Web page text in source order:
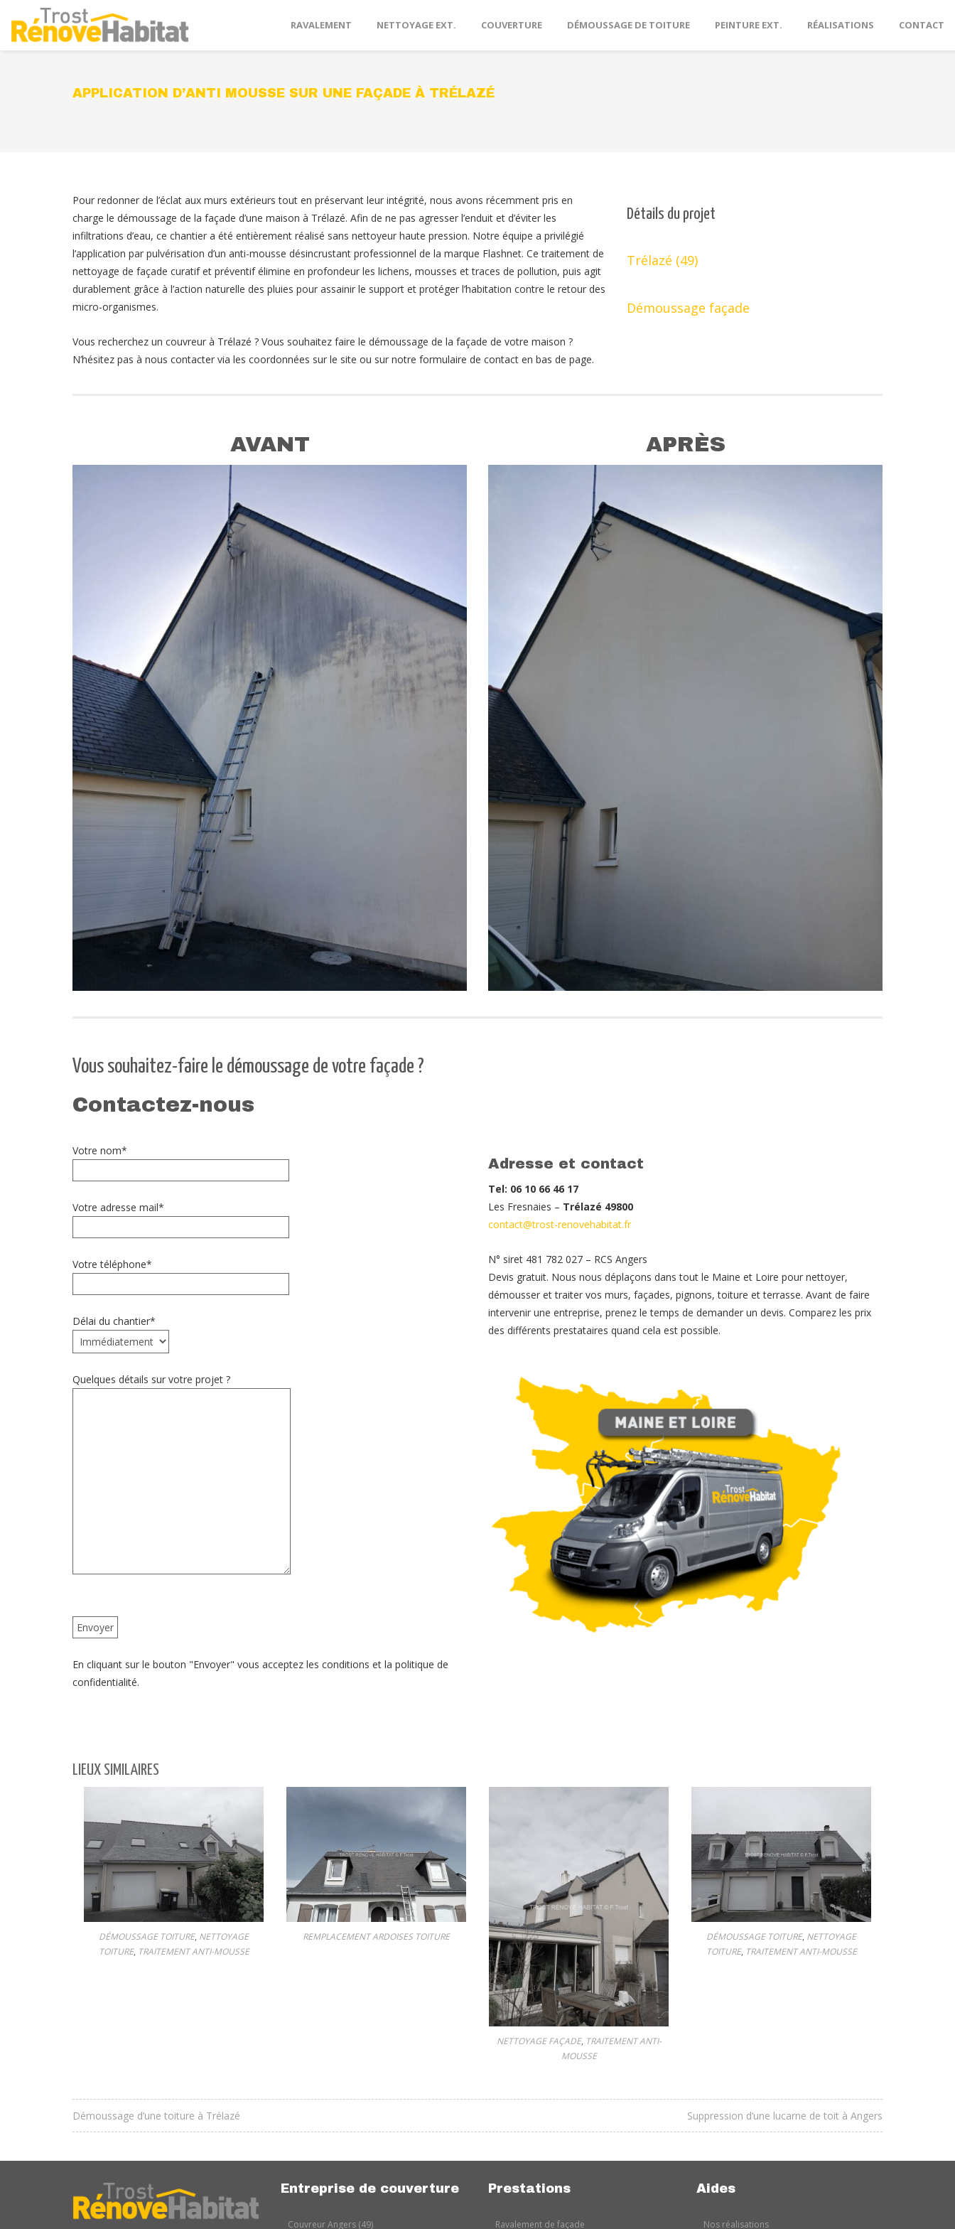
RAVALEMENT NETTOYAGE EXT. COUVERTURE DÉMOUSSAGE DE TOITURE PEINTURE EXT. RÉALISATIONS CONTACT
APPLICATION D’ANTI MOUSSE SUR UNE FAÇADE À TRÉLAZÉ
Pour redonner de l’éclat aux murs extérieurs tout en préservant leur intégrité, nous avons récemment pris en
charge le démoussage de la façade d’une maison à Trélazé. Afin de ne pas agresser l’enduit et d’éviter les
infiltrations d’eau, ce chantier a été entièrement réalisé sans nettoyeur haute pression. Notre équipe a privilégié
l’application par pulvérisation d’un anti-mousse désincrustant professionnel de la marque Flashnet. Ce traitement de
nettoyage de façade curatif et préventif élimine en profondeur les lichens, mousses et traces de pollution, puis agit
durablement grâce à l’action naturelle des pluies pour assainir le support et protéger l’habitation contre le retour des
micro-organismes.
Vous recherchez un couvreur à Trélazé ? Vous souhaitez faire le démoussage de la façade de votre maison ?
N’hésitez pas à nous contacter via les coordonnées sur le site ou sur notre formulaire de contact en bas de page.
Détails du projet
Trélazé (49)
Démoussage façade
AVANT APRÈS
Vous souhaitez-faire le démoussage de votre façade ?
Contactez-nous
Votre nom*
Votre adresse mail*
Votre téléphone*
Délai du chantier*
Quelques détails sur votre projet ?
En cliquant sur le bouton "Envoyer" vous acceptez les conditions et la politique de
confidentialité.
Adresse et contact
Tel: 06 10 66 46 17
Les Fresnaies – Trélazé 49800
contact@trost-renovehabitat.fr
N° siret 481 782 027 – RCS Angers
Devis gratuit. Nous nous déplaçons dans tout le Maine et Loire pour nettoyer,
démousser et traiter vos murs, façades, pignons, toiture et terrasse. Avant de faire
intervenir une entreprise, prenez le temps de demander un devis. Comparez les prix
des différents prestataires quand cela est possible.
LIEUX SIMILAIRES
DÉMOUSSAGE TOITURE, NETTOYAGE
TOITURE, TRAITEMENT ANTI-MOUSSE
REMPLACEMENT ARDOISES TOITURE
NETTOYAGE FAÇADE, TRAITEMENT ANTI-
MOUSSE
DÉMOUSSAGE TOITURE, NETTOYAGE
TOITURE, TRAITEMENT ANTI-MOUSSE
Démoussage d’une toiture à Trélazé Suppression d’une lucarne de toit à Angers
Entreprise de couverture
Couvreur Angers (49)
Prestations
Ravalement de façade
Aides
Nos réalisations